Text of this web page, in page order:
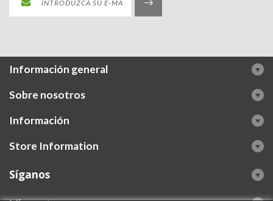
Información general
Sobre nosotros
Información
Store Information
Síganos